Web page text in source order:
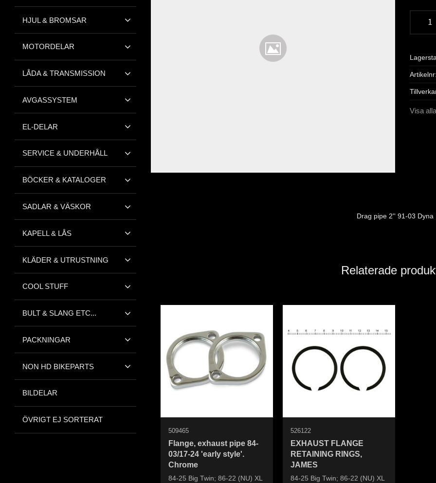
Artikelnr
Visa
Drag pipe 2'' 91-03 Dyna
Relaterade
Flange, exhaust pipe 84-
03/17-24 'early style'.
Chrome
84-25 Big Twin; 86-22 (NU) XL
509465
EXHAUST FLANGE
RETAINING RINGS,
JAMES
84-25 Big Twin; 86-22 (NU) XL
526122
HJUL & BROMSAR
MOTORDELAR
LÅDA & TRANSMISSION
AVGASSYSTEM
EL-DELAR
SERVICE & UNDERHÅLL
BÖCKER & KATALOGER
SADLAR & VÄSKOR
KAPELL & LÅS
KLÄDER & UTRUSTNING
COOL STUFF
BULT & SLANG ETC...
PACKNINGAR
NON HD BIKEPARTS
BILDELAR
ÖVRIGT EJ SORTERAT